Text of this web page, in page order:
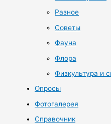
Разное
Советы
Фауна
Флора
Физкультура и
Опросы
Фотогалерея
Справочник